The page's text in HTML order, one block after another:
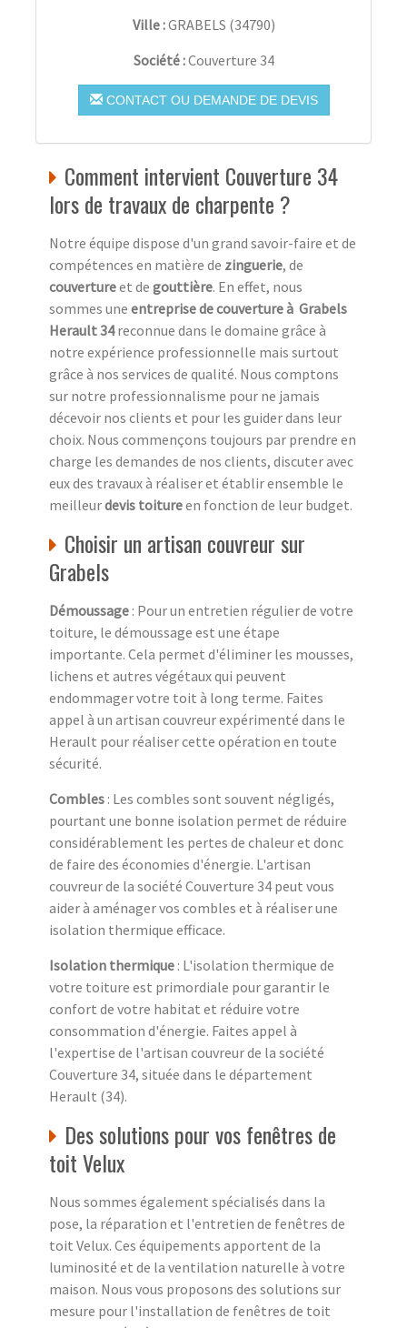
Ville :GRABELS (34790)
Société :Couverture 34
CONTACT OU DEMANDE DE DEVIS
Comment intervient Couverture 34
lors de travaux de charpente ?
Notre équipe dispose d'un grand savoir-faire et de
compétences en matière de zinguerie, de
couvertureet de gouttière. En effet, nous
sommes une entreprise de couverture à Grabels
Herault 34reconnue dans le domaine grâce à
notre expérience professionnelle mais surtout
grâce à nos services de qualité. Nous comptons
sur notre professionnalisme pour ne jamais
décevoir nos clients et pour les guider dans leur
choix. Nous commençons toujours par prendre en
charge les demandes de nos clients, discuter avec
eux des travaux à réaliser et établir ensemble le
meilleurdevis toitureen fonction de leur budget.
Choisir un artisan couvreur sur
Grabels
Démoussage : Pour un entretien régulier de votre
toiture, le démoussage est une étape
importante. Cela permet d'éliminer les mousses,
lichens et autres végétaux qui peuvent
endommager votre toit à long terme. Faites
appel à un artisan couvreur expérimenté dans le
Herault pour réaliser cette opération en toute
sécurité.
Combles : Les combles sont souvent négligés,
pourtant une bonne isolation permet de réduire
considérablement les pertes de chaleur et donc
de faire des économies d'énergie. L'artisan
couvreur de la société Couverture 34 peut vous
aider à aménager vos combles et à réaliser une
isolation thermique efficace.
Isolation thermique : L'isolation thermique de
votre toiture est primordiale pour garantir le
confort de votre habitat et réduire votre
consommation d'énergie. Faites appel à
l'expertise de l'artisan couvreur de la société
Couverture 34, située dans le département
Herault (34).
Des solutions pour vos fenêtres de
toit Velux
Nous sommes également spécialisés dans la
pose, la réparation et l'entretien de fenêtres de
toit Velux. Ces équipements apportent de la
luminosité et de la ventilation naturelle à votre
maison. Nous vous proposons des solutions sur
mesure pour l'installation de fenêtres de toit